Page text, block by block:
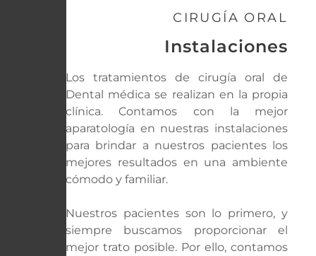
CIRUGÍA ORAL
Instalaciones
Los tratamientos de cirugía oral de
Dental médica se realizan en la propia
clínica. Contamos con la mejor
aparatología en nuestras instalaciones
para brindar a nuestros pacientes los
mejores resultados en una ambiente
cómodo y familiar.
Nuestros pacientes son lo primero, y
siempre buscamos proporcionar el
mejor trato posible. Por ello, contamos